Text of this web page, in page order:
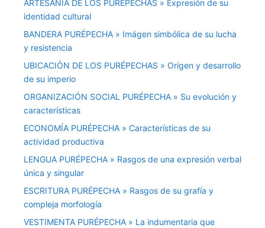
ARTESANÍA DE LOS PURÉPECHAS » Expresión de su
identidad cultural
BANDERA PURÉPECHA » Imágen simbólica de su lucha
y resistencia
UBICACIÓN DE LOS PURÉPECHAS » Orígen y desarrollo
de su imperio
ORGANIZACIÓN SOCIAL PURÉPECHA » Su evolución y
características
ECONOMÍA PURÉPECHA » Características de su
actividad productiva
LENGUA PURÉPECHA » Rasgos de una expresión verbal
única y singular
ESCRITURA PURÉPECHA » Rasgos de su grafía y
compleja morfología
VESTIMENTA PURÉPECHA » La indumentaria que